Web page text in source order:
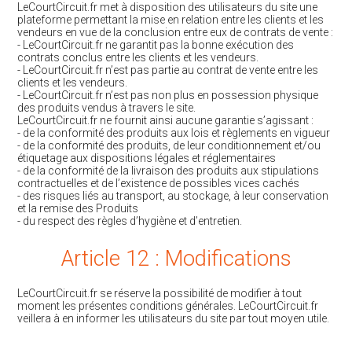
LeCourtCircuit.fr met à disposition des utilisateurs du site une
plateforme permettant la mise en relation entre les clients et les
vendeurs en vue de la conclusion entre eux de contrats de vente :
- LeCourtCircuit.fr ne garantit pas la bonne exécution des
contrats conclus entre les clients et les vendeurs.
- LeCourtCircuit.fr n’est pas partie au contrat de vente entre les
clients et les vendeurs.
- LeCourtCircuit.fr n’est pas non plus en possession physique
des produits vendus à travers le site.
LeCourtCircuit.fr ne fournit ainsi aucune garantie s’agissant :
- de la conformité des produits aux lois et règlements en vigueur
- de la conformité des produits, de leur conditionnement et/ou
étiquetage aux dispositions légales et réglementaires
- de la conformité de la livraison des produits aux stipulations
contractuelles et de l’existence de possibles vices cachés
- des risques liés au transport, au stockage, à leur conservation
et la remise des Produits
- du respect des règles d’hygiène et d’entretien.
Article 12 : Modifications
LeCourtCircuit.fr se réserve la possibilité de modifier à tout
moment les présentes conditions générales. LeCourtCircuit.fr
veillera à en informer les utilisateurs du site par tout moyen utile.